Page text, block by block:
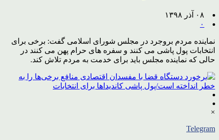
۰۸ آذر ۱۳۹۸
۰
نماینده مردم بروجرد در مجلس شورای اسلامی گفت: برخی برای
انتخابات پول پاشی می کنند و سفره های حرام پهن می کنند در
حالی که نماینده مجلس باید برای خدمت به مردم تلاش کند.
×
Telegram